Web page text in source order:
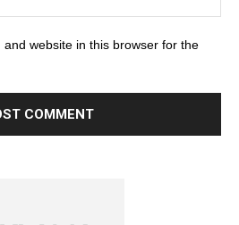
website in this browser for the